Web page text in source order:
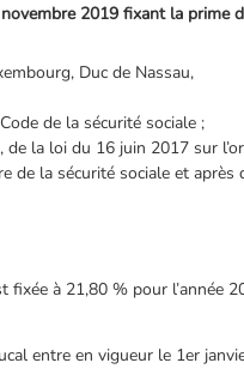
2019 fixant la prime
Duc de Nassau,
de la sécurité sociale ;
de la loi du 16 juin 2017 sur
de la sécurité sociale et
fixée à 21,80 % pour l’année
entre en vigueur le 1er